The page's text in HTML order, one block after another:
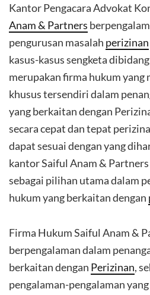
Kantor Pengacara Advokat
Anam & Partners
pengurusan masalah perizinan
kasus-kasus sengketa
merupakan firma hukum
khusus tersendiri dalam
yang berkaitan dengan
secara cepat dan tepat
dapat sesuai dengan yang
kantor Saiful Anam &
sebagai pilihan utama dalam
hukum yang berkaitan dengan
Firma Hukum Saiful Anam &
berpengalaman dalam
berkaitan dengan Perizinan,
pengalaman-pengalaman